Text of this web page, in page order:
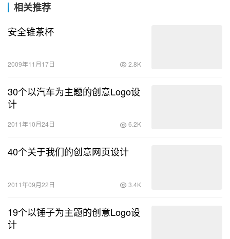
相关推荐
安全锥茶杯
2009年11月17日 2.8K
30个以汽车为主题的创意Logo设
计
2011年10月24日 6.2K
40个关于我们的创意网页设计
2011年09月22日 3.4K
19个以锤子为主题的创意Logo设
计